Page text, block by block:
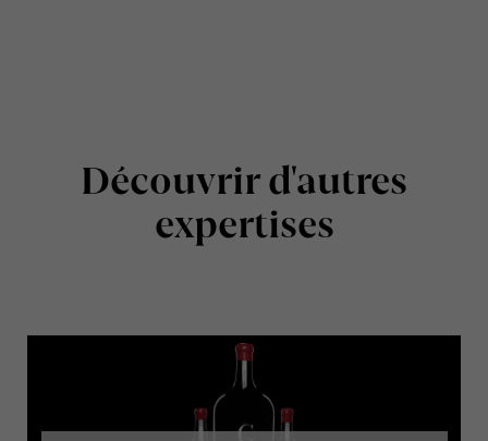
Découvrir d'autres
expertises